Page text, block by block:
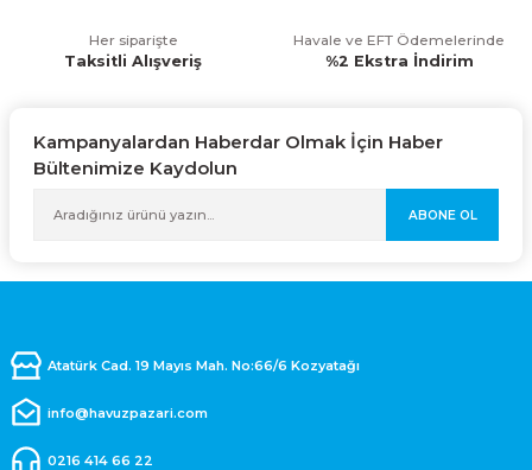
Her siparişte
Taksitli Alışveriş
Havale ve EFT Ödemelerinde
%2 Ekstra İndirim
Kampanyalardan Haberdar Olmak İçin Haber
Bültenimize Kaydolun
ABONE OL
Atatürk Cad. 19 Mayıs Mah. No:66/6 Kozyatağı
info@havuzpazari.com
0216 414 66 22